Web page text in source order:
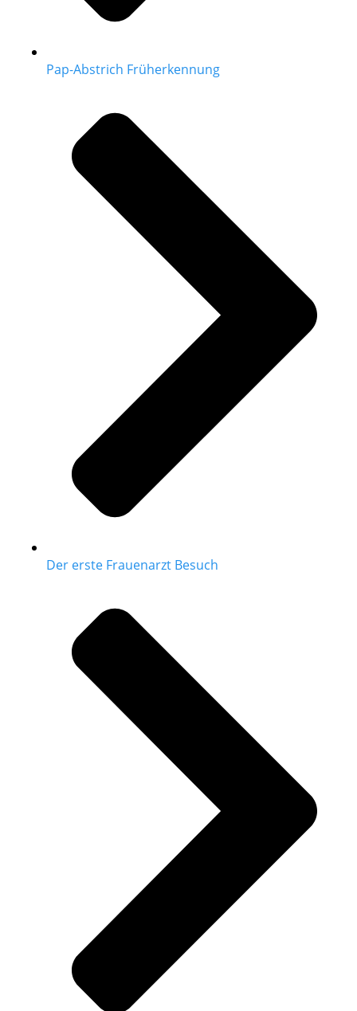
Pap-Abstrich Früherkennung
Der erste Frauenarzt Besuch